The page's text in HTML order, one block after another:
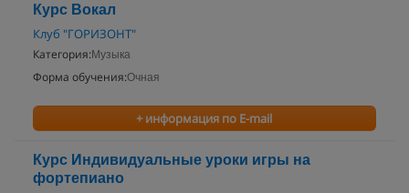
Курс Вокал
Клуб "ГОРИЗОНТ"
Категория: Музыка
Форма обучения:Очная
+ информация по E-mail
Курс Индивидуальные уроки игры на
фортепиано